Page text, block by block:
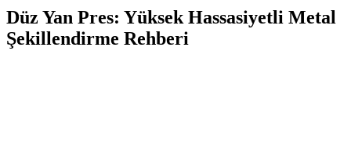
Düz Yan Pres: Yüksek Hassasiyetli Metal
Şekillendirme Rehberi